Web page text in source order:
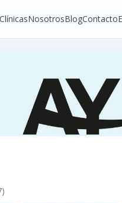
ClínicasNosotrosBlogContacto
)